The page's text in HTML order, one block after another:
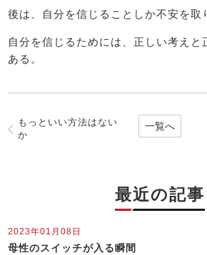
後は、自分を信じることしか不安を取
自分を信じるためには、正しい考えと
ある。
もっといい方法はない
か
一覧へ
最近の記事
2023年01月08日
母性のスイッチが入る瞬間